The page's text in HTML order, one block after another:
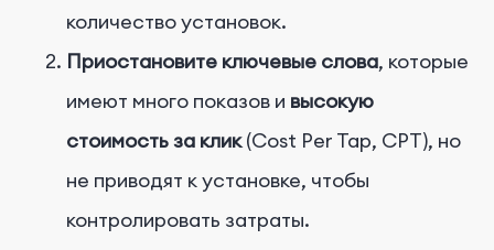
количество установок.
Приостановите ключевые слова, которые
имеют много показов и высокую
стоимость за клик(Cost Per Tap, CPT), но
не приводят к установке, чтобы
контролировать затраты.